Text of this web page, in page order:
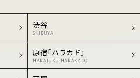
渋谷
SHIBUYA
原宿「ハラカド」
HARAJUKU HARAKADO